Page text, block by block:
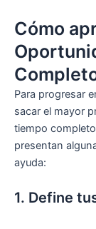
Cómo
Para progresar
sacar el mayor
tiempo
presentan
ayuda:
1. Define